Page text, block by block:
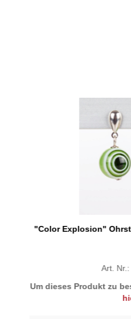
"Color Explosion"
Art.
Um dieses Produkt zu